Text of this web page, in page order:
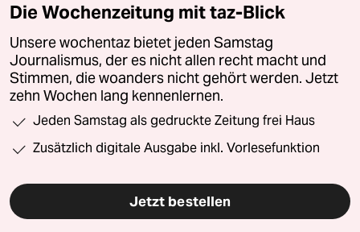
Die Wochenzeitung mit taz-Blick
Unsere wochentaz bietet jeden Samstag
Journalismus, der es nicht allen recht macht und
Stimmen, die woanders nicht gehört werden. Jetzt
zehn Wochen lang kennenlernen.
Jeden Samstag als gedruckte Zeitung frei Haus
Zusätzlich digitale Ausgabe inkl. Vorlesefunktion
Jetzt bestellen